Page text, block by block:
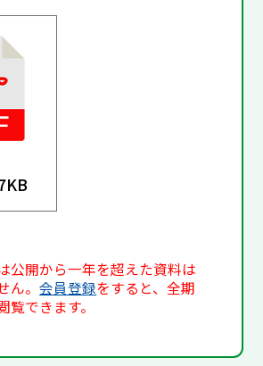
公開から一年を超えた資料は
ん。会員登録をすると、全期
覧できます。